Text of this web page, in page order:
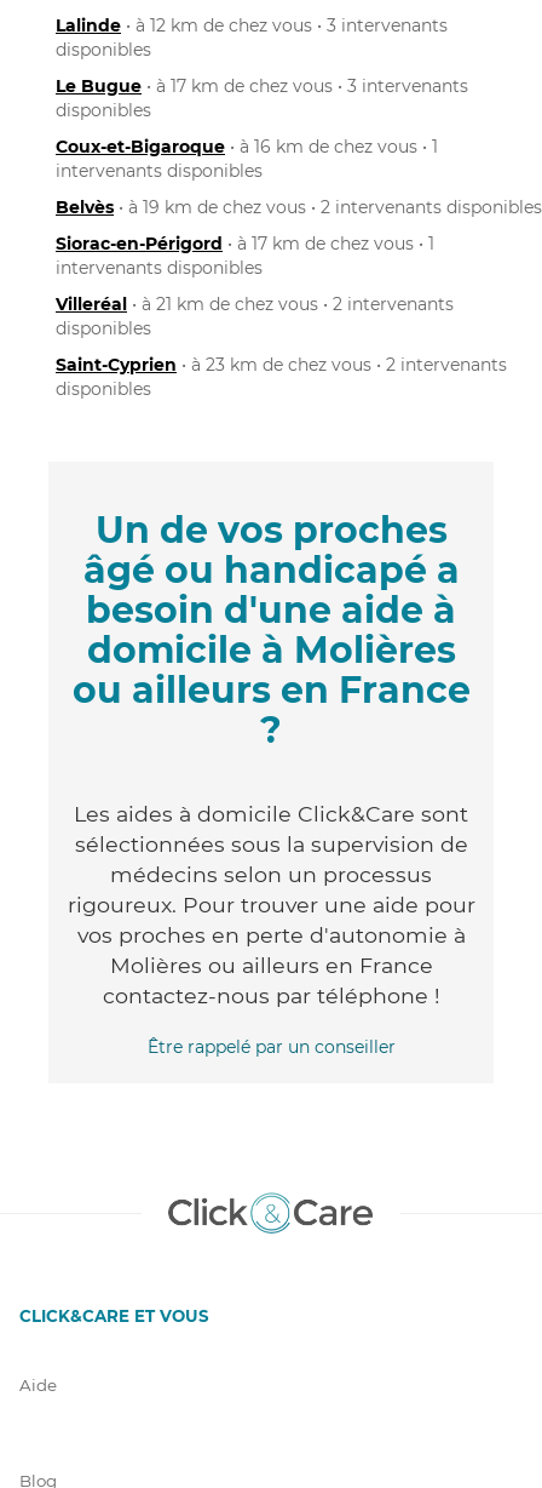
Lalinde • à 12 km de chez vous • 3 intervenants
disponibles
Le Bugue • à 17 km de chez vous • 3 intervenants
disponibles
Coux-et-Bigaroque • à 16 km de chez vous • 1
intervenants disponibles
Belvès • à 19 km de chez vous • 2 intervenants disponibles
Siorac-en-Périgord • à 17 km de chez vous • 1
intervenants disponibles
Villeréal • à 21 km de chez vous • 2 intervenants
disponibles
Saint-Cyprien • à 23 km de chez vous • 2 intervenants
disponibles
Un de vos proches
âgé ou handicapé a
besoin d'une aide à
domicile à Molières
ou ailleurs en France
?
Les aides à domicile Click&Care sont
sélectionnées sous la supervision de
médecins selon un processus
rigoureux. Pour trouver une aide pour
vos proches en perte d'autonomie à
Molières ou ailleurs en France
contactez-nous par téléphone !
Être rappelé par un conseiller
CLICK&CARE ET VOUS
Aide
Blog